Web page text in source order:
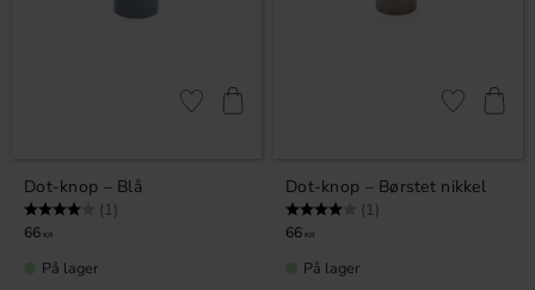
Dot-knop – Blå
Vurdering: (1)
66 KR
Gem som favorit
På lager
Dot-knop – Børstet nikkel
Vurdering: (1)
66 KR
Gem som
På lager